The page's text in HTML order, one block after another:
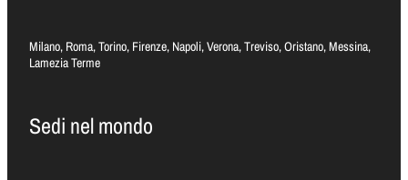
Milano, Roma, Torino, Firenze, Napoli, Verona, Treviso, Oristano, Messina,
Lamezia Terme
Sedi nel mondo